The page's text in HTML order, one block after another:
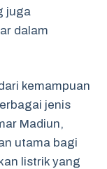
juga
dalam
kemampuan
jenis
Madiun,
utama bagi
listrik yang